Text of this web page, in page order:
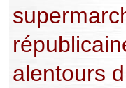
alentours